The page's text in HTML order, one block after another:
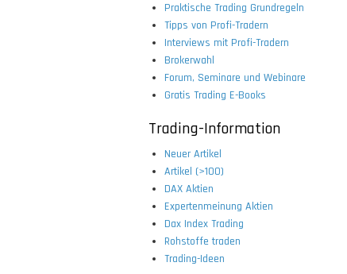
Praktische Trading Grundregeln
Tipps von Profi-Tradern
Interviews mit Profi-Tradern
Brokerwahl
Forum, Seminare und Webinare
Gratis Trading E-Books
Trading-Information
Neuer Artikel
Artikel (>100)
DAX Aktien
Expertenmeinung Aktien
Dax Index Trading
Rohstoffe traden
Trading-Ideen